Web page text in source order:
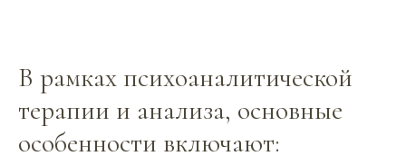
В рамках психоаналитической
терапии и анализа, основные
особенности включают: